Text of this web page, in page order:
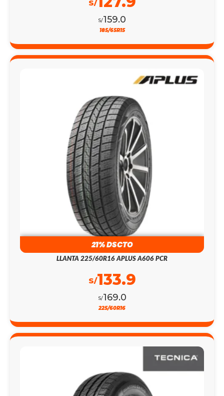
S/159.0
S/
185/65R15
21% DSCTO
LLANTA 225/60R16 APLUS A606 PCR
S/169.0
S/133.9
225/60R16